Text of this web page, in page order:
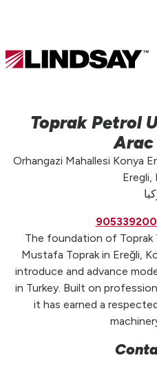
Lindsay.
Toprak Petrol
Arac
Orhangazi Mahallesi Konya
Eregli,
The foundation of Toprak
Mustafa Toprak in Ereğli,
introduce and advance
in Turkey. Built on
it has earned a